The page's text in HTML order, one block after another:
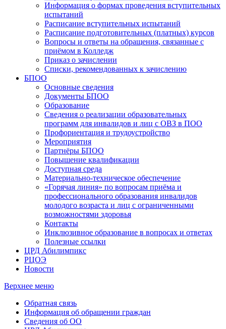
Информация о формах проведения вступительных
испытаний
Расписание вступительных испытаний
Расписание подготовительных (платных) курсов
Вопросы и ответы на обращения, связанные с
приёмом в Колледж
Приказ о зачислении
Списки, рекомендованных к зачислению
БПОО
Основные сведения
Документы БПОО
Образование
Сведения о реализации образовательных
программ для инвалидов и лиц с ОВЗ в ПОО
Профориентация и трудоустройство
Мероприятия
Партнёры БПОО
Повышение квалификации
Доступная среда
Материально-техническое обеспечение
«Горячая линия» по вопросам приёма и
профессионального образования инвалидов
молодого возраста и лиц с ограниченными
возможностями здоровья
Контакты
Инклюзивное образование в вопросах и ответах
Полезные ссылки
ЦРД Абилимпикс
РЦОЭ
Новости
Верхнее меню
Обратная связь
Информация об обращении граждан
Сведения об ОО